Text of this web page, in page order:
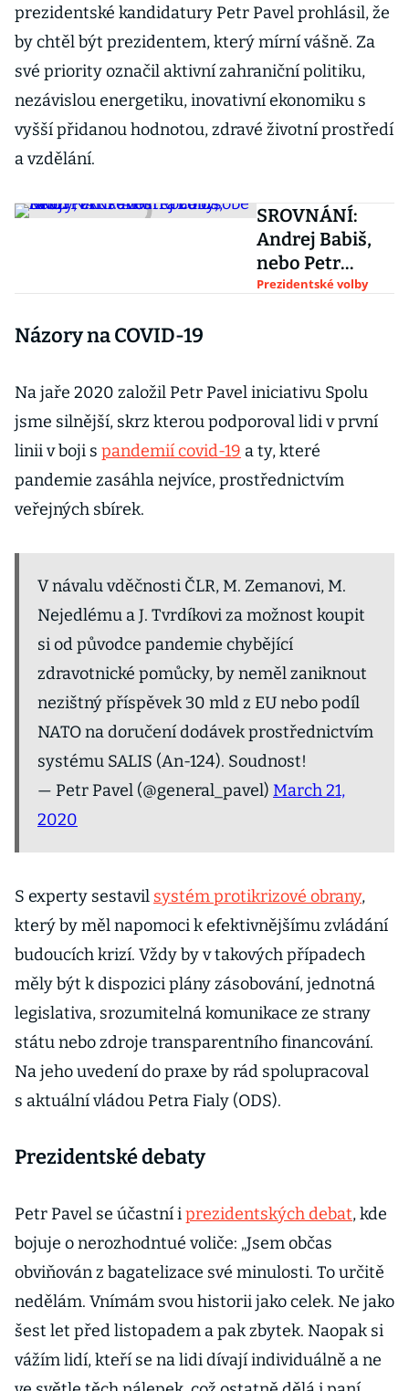
prezidentské kandidatury Petr Pavel prohlásil, že
by chtěl být prezidentem, který mírní vášně. Za
své priority označil aktivní zahraniční politiku,
nezávislou energetiku, inovativní ekonomiku s
vyšší přidanou hodnotou, zdravé životní prostředí
a vzdělání.
SROVNÁNÍ:
Andrej Babiš,
nebo Petr
Pavel? Rozdíly,
Prezidentské volby
Názory na COVID-19
Na jaře 2020 založil Petr Pavel iniciativu Spolu
jsme silnější, skrz kterou podporoval lidi v první
linii v boji s pandemií covid-19 a ty, které
pandemie zasáhla nejvíce, prostřednictvím
veřejných sbírek.
V návalu vděčnosti ČLR, M. Zemanovi, M.
Nejedlému a J. Tvrdíkovi za možnost koupit
si od původce pandemie chybějící
zdravotnické pomůcky, by neměl zaniknout
nezištný příspěvek 30 mld z EU nebo podíl
NATO na doručení dodávek prostřednictvím
systému SALIS (An-124). Soudnost!
— Petr Pavel (@general_pavel) March 21,
2020
S experty sestavil systém protikrizové obrany,
který by měl napomoci k efektivnějšímu zvládání
budoucích krizí. Vždy by v takových případech
měly být k dispozici plány zásobování, jednotná
legislativa, srozumitelná komunikace ze strany
státu nebo zdroje transparentního financování.
Na jeho uvedení do praxe by rád spolupracoval
s aktuální vládou Petra Fialy (ODS).
Prezidentské debaty
Petr Pavel se účastní iprezidentských debat, kde
bojuje o nerozhodntué voliče: „Jsem občas
obviňován z bagatelizace své minulosti. To určitě
nedělám. Vnímám svou historii jako celek. Ne jako
šest let před listopadem a pak zbytek. Naopak si
vážím lidí, kteří se na lidi dívají individuálně a ne